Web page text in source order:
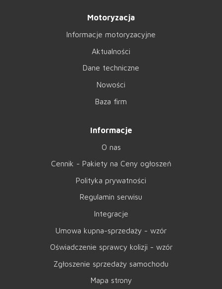
Motoryzacja
Informacje motoryzacyjne
Aktualności
Dane techniczne
Nowości
Baza firm
Informacje
O nas
Cennik - Pakiety na Ceny ogłoszeń
Polityka prywatności
Regulamin serwisu
Integracje
Umowa kupna-sprzedaży - wzór
Oświadczenie sprawcy kolizji - wzór
Zgłoszenie sprzedaży samochodu
Mapa strony